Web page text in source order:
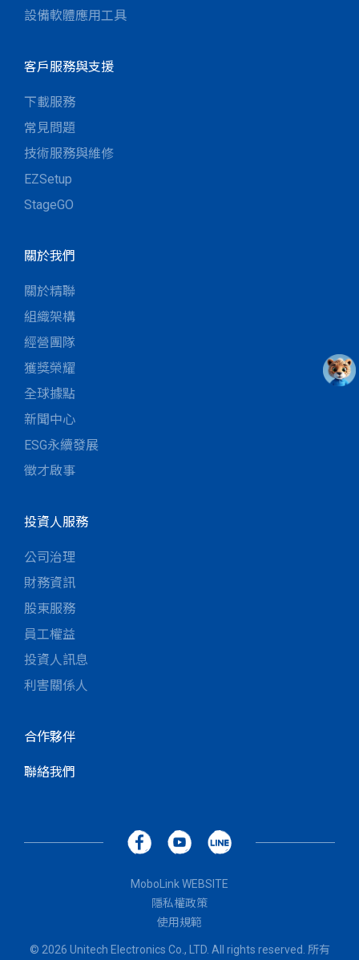
設備軟體應用工具
客戶服務與支援
下載服務
常見問題
技術服務與維修
EZSetup
StageGO
關於我們
關於精聯
組織架構
經營團隊
獲獎榮耀
全球據點
新聞中心
ESG永續發展
徵才啟事
投資人服務
公司治理
財務資訊
股東服務
員工權益
投資人訊息
利害關係人
合作夥伴
聯絡我們
MoboLink WEBSITE
隱私權政策
使用規範
© 2026 Unitech Electronics Co., LTD. All rights reserved. 所有